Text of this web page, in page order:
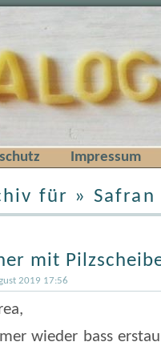
Impressum
für » Safran
mit
2019 17:56
wieder bass